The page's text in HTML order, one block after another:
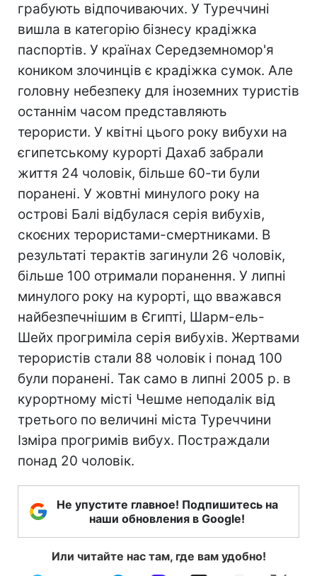
грабують відпочиваючих. У Туреччині
вишла в категорію бізнесу крадіжка
паспортів. У країнах Середземномор'я
коником злочинців є крадіжка сумок. Але
головну небезпеку для іноземних туристів
останнім часом представляють
терористи. У квітні цього року вибухи на
єгипетському курорті Дахаб забрали
життя 24 чоловік, більше 60-ти були
поранені. У жовтні минулого року на
острові Балі відбулася серія вибухів,
скоєних терористами-смертниками. В
результаті терактів загинули 26 чоловік,
більше 100 отримали поранення. У липні
минулого року на курорті, що вважався
найбезпечнішим в Єгипті, Шарм-ель-
Шейх прогриміла серія вибухів. Жертвами
терористів стали 88 чоловік і понад 100
були поранені. Так само в липні 2005 р. в
курортному місті Чешме неподалік від
третього по величині міста Туреччини
Ізміра прогримів вибух. Постраждали
понад 20 чоловік.
Не упустите главное! Подпишитесь на
наши обновления в Google!
Или читайте нас там, где вам удобно!